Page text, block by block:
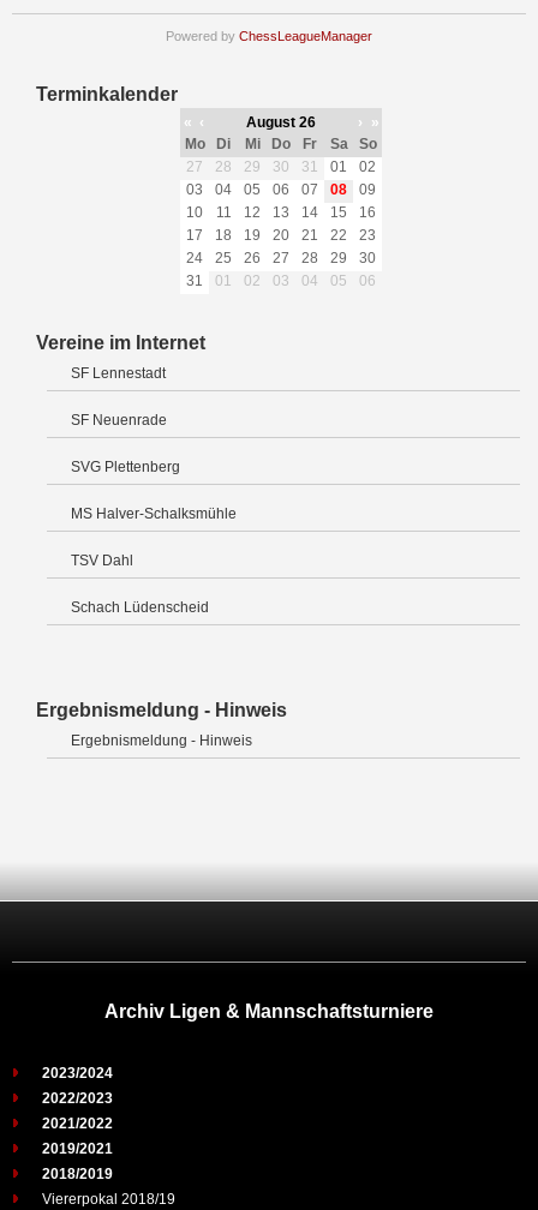
Powered by ChessLeagueManager
Terminkalender
« ‹ August 26 ›
»
Mo
Di Mi Do Fr Sa
So
27
28 29 30 31 01
02
03
04 05 06 07 08
09
10
11 12 13 14 15
16
17
18 19 20 21 22
23
24
25 26 27 28 29
30
31
01 02 03 04 05 06
Vereine im Internet
SF Lennestadt
SF Neuenrade
SVG Plettenberg
MS Halver-Schalksmühle
TSV Dahl
Schach Lüdenscheid
Ergebnismeldung - Hinweis
Ergebnismeldung - Hinweis
Archiv Ligen & Mannschaftsturniere
2023/2024
2022/2023
2021/2022
2019/2021
2018/2019
Viererpokal 2018/19